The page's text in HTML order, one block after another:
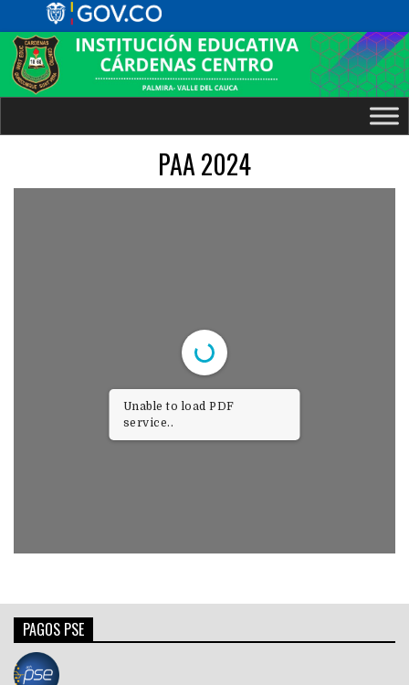
PAA 2024
Unable to load PDF
service..
PAGOS PSE